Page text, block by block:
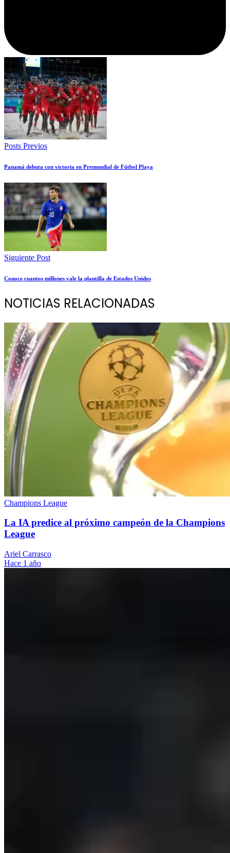
Posts Previos
Panamá debuta con victoria en Premundial de Fútbol Playa
Siguiente Post
Conoce cuantos millones vale la plantilla de Estados Unidos
NOTICIAS RELACIONADAS
Champions League
La IA predice al próximo campeón de la Champions
League
Ariel Carrasco
Hace 1 año